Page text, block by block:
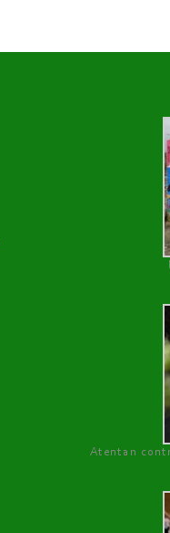
Atentan